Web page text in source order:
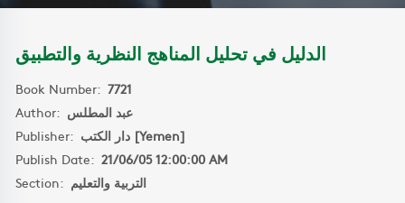
الدليل في تحليل المناهج النظرية والتطبيق
Book Number: 7721
Author: عبد المطلس
Publisher:
دار الكتب [Yemen]
Publish Date: 21/06/05 12:00:00 AM
Section: التربية والتعليم